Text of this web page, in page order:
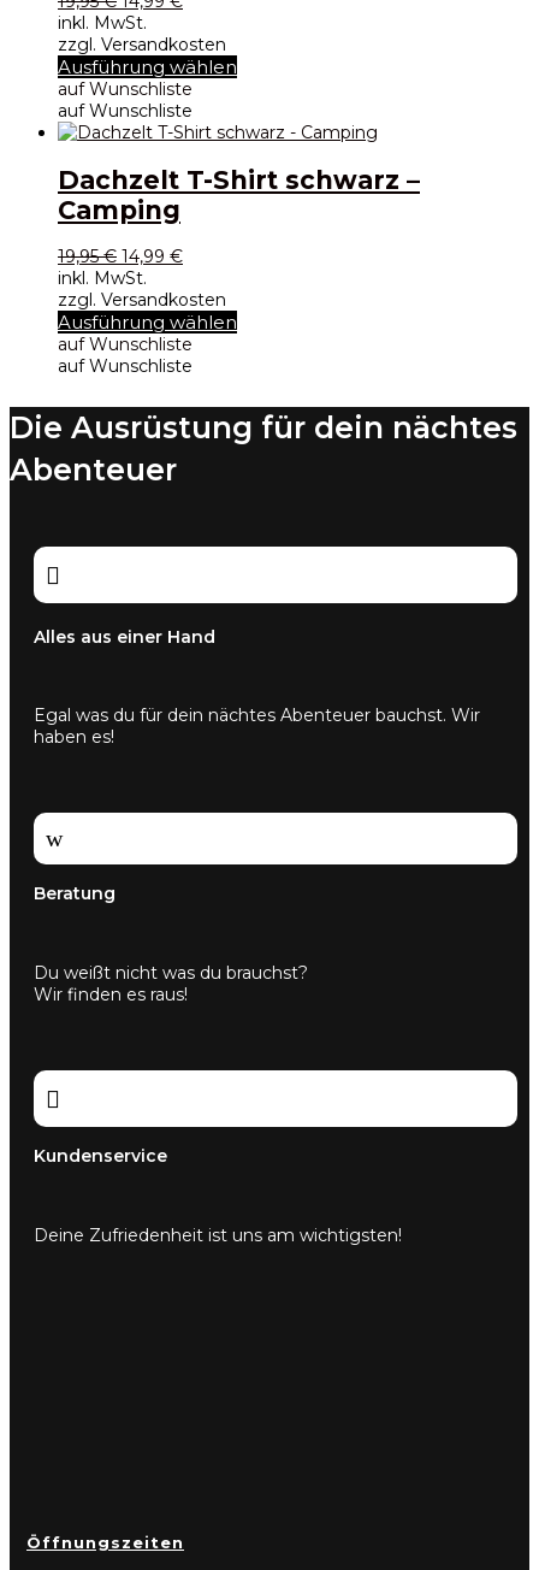
Preis
war:
19,95 €
ist:
14,99 €.
inkl. MwSt.
zzgl. Versandkosten
Ausführung wählen
mehrere
auf.
Die
gewählt
auf Wunschliste
auf Wunschliste
Dachzelt T-Shirt schwarz –
Camping
19,95€ Ursprünglicher
Preis
war:
19,95 €
14,99 €Aktueller
ist:
14,99 €.
inkl. MwSt.
zzgl. Versandkosten
Ausführung wählen
Varianten
auf.
Die
werden
auf Wunschliste
auf Wunschliste
Die Ausrüstung für dein nächtes
Abenteuer

Alles aus einer Hand
Egal was du für dein nächtes Abenteuer bauchst. Wir
haben es!
w
Beratung
Du weißt nicht was du brauchst?
Wir finden es raus!

Kundenservice
Deine Zufriedenheit ist uns am wichtigsten!
Öffnungszeiten